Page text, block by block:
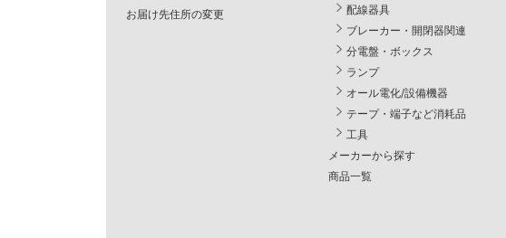
お届け先住所の変更
配線器具
ブレーカー・開閉器関連
分電盤・ボックス
ランプ
オール電化/設備機器
テープ・端子など消耗品
工具
メーカーから探す
商品一覧